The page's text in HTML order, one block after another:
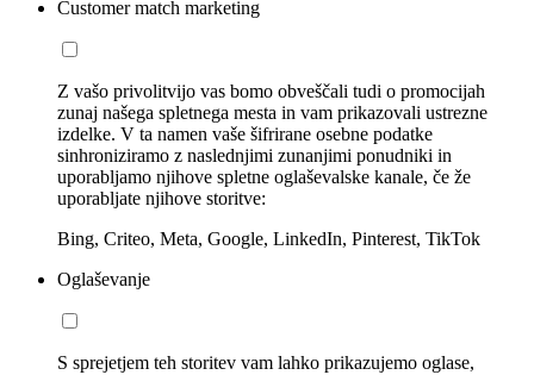
Customer match marketing
Z vašo privolitvijo vas bomo obveščali tudi o promocijah
zunaj našega spletnega mesta in vam prikazovali ustrezne
izdelke. V ta namen vaše šifrirane osebne podatke
sinhroniziramo z naslednjimi zunanjimi ponudniki in
uporabljamo njihove spletne oglaševalske kanale, če že
uporabljate njihove storitve:
Bing, Criteo, Meta, Google, LinkedIn, Pinterest, TikTok
Oglaševanje
S sprejetjem teh storitev vam lahko prikazujemo oglase,